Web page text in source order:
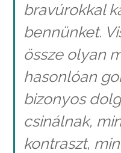
bravúrokkal
bennünket.
össze olyan
hasonlóan
bizonyos
csinálnak,
kontraszt,